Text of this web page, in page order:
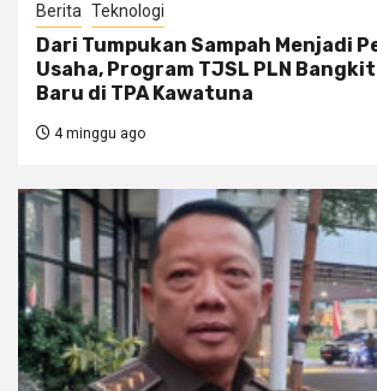
Berita Teknologi
Dari Tumpukan Sampah Menjadi
Usaha, Program TJSL PLN
Baru di TPA Kawatuna
4 minggu ago